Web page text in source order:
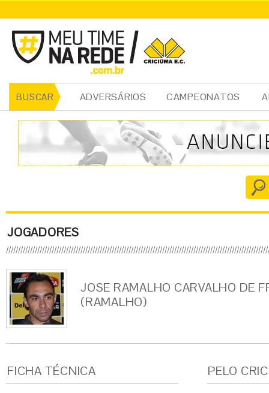
BUSCAR ADVERSÁRIOS CAMPEONATOS
JOGADORES
JOSE RAMALHO CARVALHO DE
(RAMALHO)
FICHA TÉCNICA PELO